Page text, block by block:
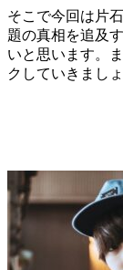
そこで今回は片
題の真相を追及
いと思います。
クしていきましょ